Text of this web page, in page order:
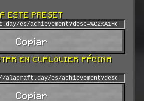
ESTE PRESET
Copiar
EN CUALQUIER PÁGINA
Copiar